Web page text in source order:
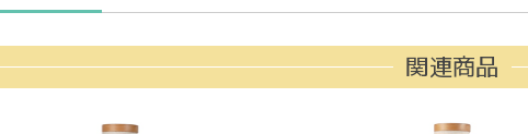
関連商品